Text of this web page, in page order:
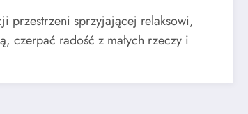
przestrzeni sprzyjającej relaksowi,
czerpać radość z małych rzeczy i